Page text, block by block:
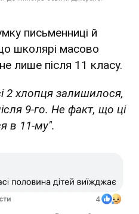
письменниці й
школярі масово
лише після 11 класу.
2 хлопця залишилося,
9-го. Не факт, що ці
в 11-му".